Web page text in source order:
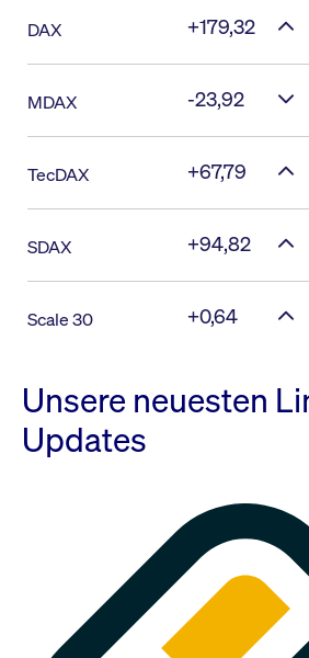
DAX +179,32
MDAX -23,92
TecDAX +67,79
SDAX +94,82
Scale 30 +0,64
Unsere neuesten
Updates